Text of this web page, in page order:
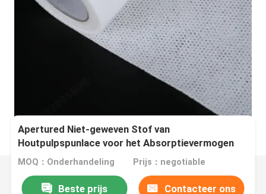
Apertured Niet-geweven Stof van
Houtpulpspunlace voor het Absorptievermogen
van de Voedseldienst
MOQ：Onderhandeling Prijs：negotiable
Beste prijs Contacteer ons